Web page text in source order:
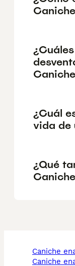
¿Cuál
vida de
¿Qué
caniche
caniche